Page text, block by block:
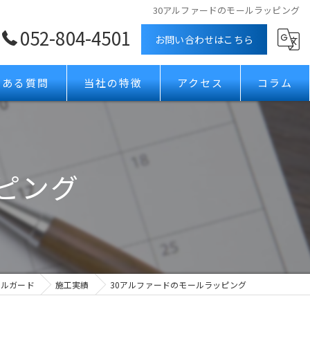
30アルファードのモールラッピング
052-804-4501 お問い合わせはこちら
る質問 当社の特徴
プロテクションフィルム
ホイールコーティング
アクセス コラム
ング
ガード 施工実績 30アルファードのモールラッピング